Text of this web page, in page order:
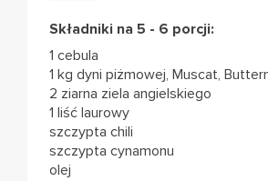
Składniki na 5 - 6 porcji:
1 cebula
1 kg dyni piżmowej, Muscat,
2 ziarna ziela angielskiego
1 liść laurowy
szczypta chili
szczypta cynamonu
olej